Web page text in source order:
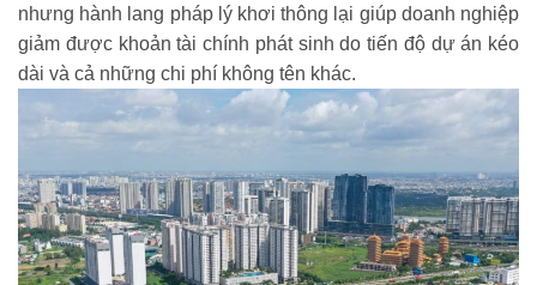
nhưng hành lang pháp lý khơi thông lại giúp doanh nghiệp
giảm được khoản tài chính phát sinh do tiến độ dự án kéo
dài và cả những chi phí không tên khác.